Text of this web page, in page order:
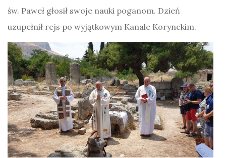
św. Paweł głosił swoje nauki poganom. Dzień
uzupełnił rejs po wyjątkowym Kanale Korynckim.